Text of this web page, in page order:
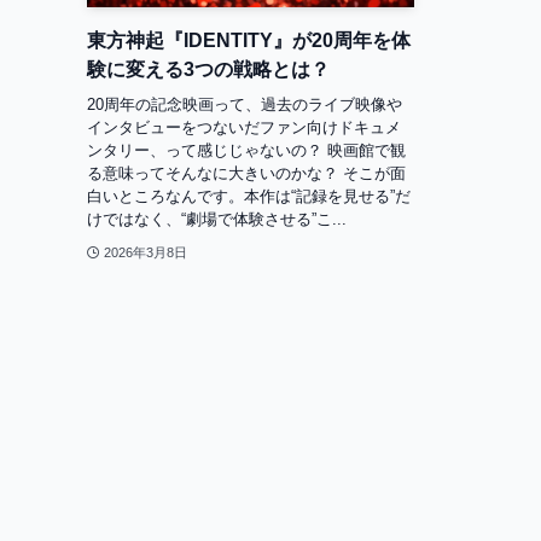
東方神起『IDENTITY』が20周年を体
験に変える3つの戦略とは？
20周年の記念映画って、過去のライブ映像や
インタビューをつないだファン向けドキュメ
ンタリー、って感じじゃないの？ 映画館で観
る意味ってそんなに大きいのかな？ そこが面
白いところなんです。本作は“記録を見せる”だ
けではなく、“劇場で体験させる”こ...
2026年3月8日